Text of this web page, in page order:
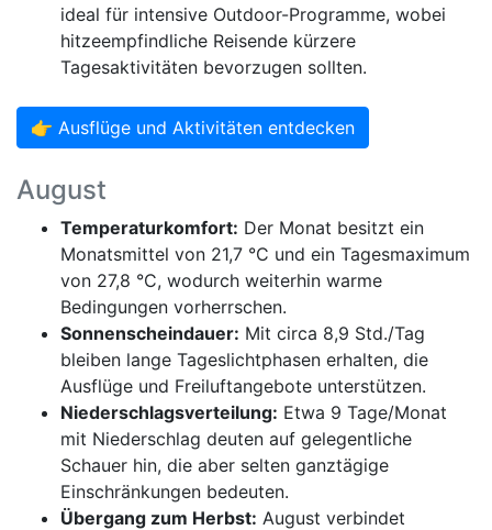
ideal für intensive Outdoor-Programme, wobei
hitzeempfindliche Reisende kürzere
Tagesaktivitäten bevorzugen sollten.
👉 Ausflüge und Aktivitäten entdecken
August
Temperaturkomfort: Der Monat besitzt ein
Monatsmittel von 21,7 °C und ein Tagesmaximum
von 27,8 °C, wodurch weiterhin warme
Bedingungen vorherrschen.
Sonnenscheindauer: Mit circa 8,9 Std./Tag
bleiben lange Tageslichtphasen erhalten, die
Ausflüge und Freiluftangebote unterstützen.
Niederschlagsverteilung: Etwa 9 Tage/Monat
mit Niederschlag deuten auf gelegentliche
Schauer hin, die aber selten ganztägige
Einschränkungen bedeuten.
Übergang zum Herbst: August verbindet